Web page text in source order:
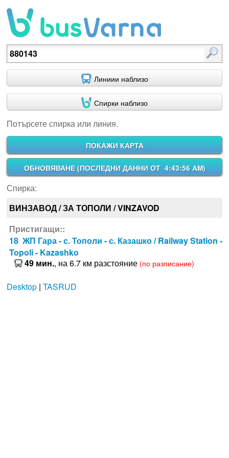
Потърсете спирка или линия.
Линиии наблизо
Спирки наблизо
Потърсете спирка или линия.
ПОКАЖИ КАРТА
ОБНОВЯВАНЕ (ПОСЛЕДНИ ДАННИ ОТ 4:43:56 AM)
Спирка:
ВИНЗАВОД / ЗА ТОПОЛИ / VINZAVOD
Пристигащи::
18 ЖП Гара - с. Тополи - с. Казашко / Railway Station -
Topoli - Kazashko
49 мин., на 6.7 км разстояние (по разписание)
Desktop| TASRUD